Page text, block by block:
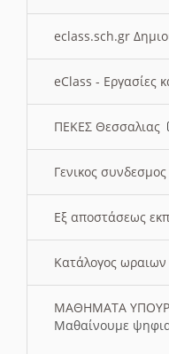
eclass.sch.gr
eClass - Εργασίες
ΠΕΚΕΣ Θεσσαλιας
Γενικος
Εξ αποστάσεως
Κατάλογος
ΜΑΘΗΜΑΤΑ
Μαθαίνουμε